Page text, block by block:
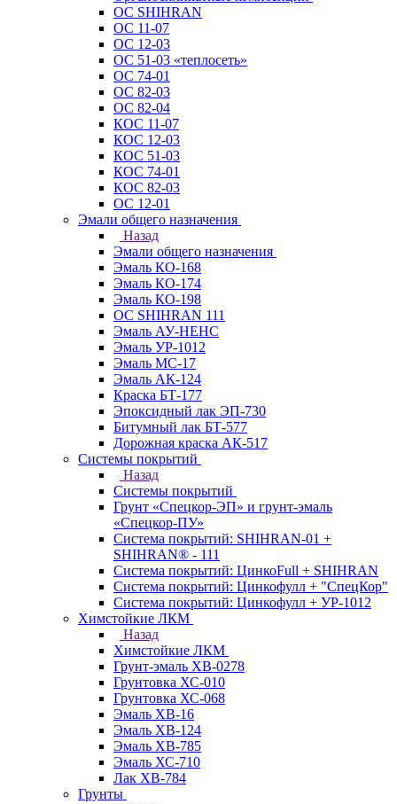
ОС SHIHRAN
ОС 11-07
ОС 12-03
ОС 51-03 «теплосеть»
ОС 74-01
ОС 82-03
ОС 82-04
КОС 11-07
КОС 12-03
КОС 51-03
КОС 74-01
КОС 82-03
ОС 12-01
Эмали общего назначения
Назад
Эмали общего назначения
Эмаль КО-168
Эмаль КО-174
Эмаль КО-198
ОС SHIHRAN 111
Эмаль АУ-НЕНС
Эмаль УР-1012
Эмаль МС-17
Эмаль АК-124
Краска БТ-177
Эпоксидный лак ЭП-730
Битумный лак БТ-577
Дорожная краска АК-517
Системы покрытий
Назад
Системы покрытий
Грунт «Спецкор-ЭП» и грунт-эмаль
«Спецкор-ПУ»
Система покрытий: SHIHRAN-01 +
SHIHRAN® - 111
Система покрытий: ЦинкоFull + SHIHRAN
Система покрытий: Цинкофулл + "СпецКор"
Система покрытий: Цинкофулл + УР-1012
Химстойкие ЛКМ
Назад
Химстойкие ЛКМ
Грунт-эмаль ХВ-0278
Грунтовка ХС-010
Грунтовка ХС-068
Эмаль ХВ-16
Эмаль ХВ-124
Эмаль ХВ-785
Эмаль ХС-710
Лак ХВ-784
Грунты